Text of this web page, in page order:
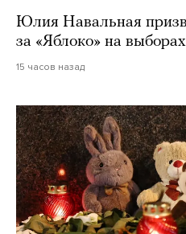
Юлия Навальная
за «Яблоко» на
15 часов назад